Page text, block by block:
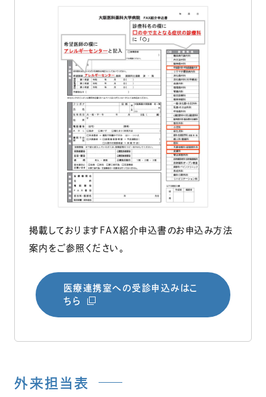
掲載しておりますFAX紹介申込書のお申込み方法
案内をご参照ください。
医療連携室への受診申込みはこ
ちら
（別ウィンドウで開きます）
外来担当表